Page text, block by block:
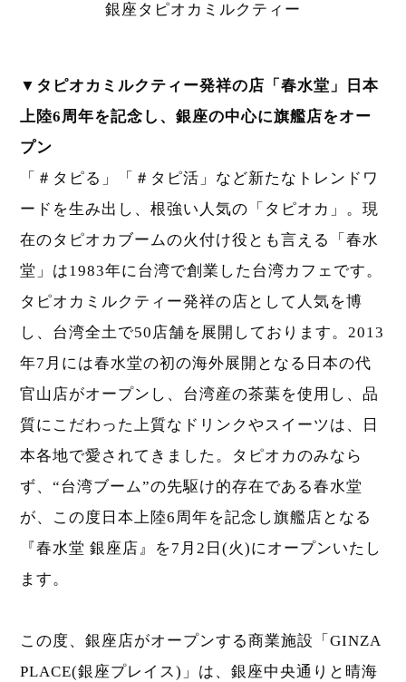
銀座タピオカミルクティー
▼タピオカミルクティー発祥の店「春水堂」日本
上陸6周年を記念し、銀座の中心に旗艦店をオー
プン
「＃タピる」「＃タピ活」など新たなトレンドワ
ードを生み出し、根強い人気の「タピオカ」。現
在のタピオカブームの火付け役とも言える「春水
堂」は1983年に台湾で創業した台湾カフェです。
タピオカミルクティー発祥の店として人気を博
し、台湾全土で50店舗を展開しております。2013
年7月には春水堂の初の海外展開となる日本の代
官山店がオープンし、台湾産の茶葉を使用し、品
質にこだわった上質なドリンクやスイーツは、日
本各地で愛されてきました。タピオカのみなら
ず、“台湾ブーム”の先駆け的存在である春水堂
が、この度日本上陸6周年を記念し旗艦店となる
『春水堂 銀座店』を7月2日(火)にオープンいたし
ます。
この度、銀座店がオープンする商業施設「GINZA
PLACE(銀座プレイス)」は、銀座中央通りと晴海